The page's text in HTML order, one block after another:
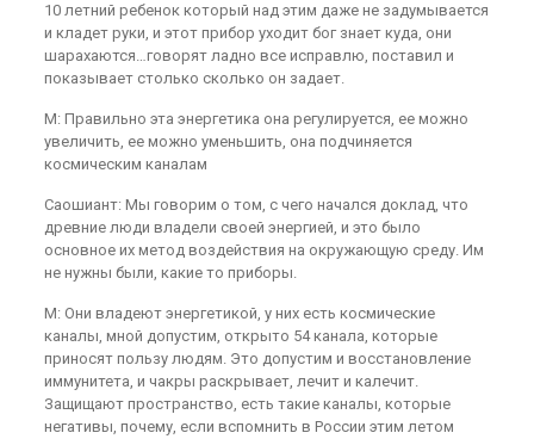
10 летний ребенок который над этим даже не задумывается
и кладет руки, и этот прибор уходит бог знает куда, они
шарахаются…говорят ладно все исправлю, поставил и
показывает столько сколько он задает.
М: Правильно эта энергетика она регулируется, ее можно
увеличить, ее можно уменьшить, она подчиняется
космическим каналам
Саошиант: Мы говорим о том, с чего начался доклад, что
древние люди владели своей энергией, и это было
основное их метод воздействия на окружающую среду. Им
не нужны были, какие то приборы.
М: Они владеют энергетикой, у них есть космические
каналы, мной допустим, открыто 54 канала, которые
приносят пользу людям. Это допустим и восстановление
иммунитета, и чакры раскрывает, лечит и калечит.
Защищают пространство, есть такие каналы, которые
негативы, почему, если вспомнить в России этим летом